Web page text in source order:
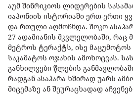
აუმ შინრიკიოს ლიდერების
იაპონიის ისტორიაში ერთ-ერთი
და რთული აღმოჩნდა. შოკო
27 ადამიანის მკვლელობაში, რაც
მეტროს ტერაქტს, ისე მაცუმოტოს
საკამატოს ოჯახის ამოხოცვას.
განხილვები წლების
რადგან ასაჰარა ხშირად უარს
მიცემაზე ან შეურაცხადად